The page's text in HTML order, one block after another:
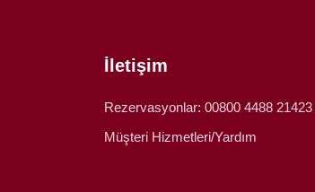
İletişim
Rezervasyonlar: 00800 4488 21423
Müşteri Hizmetleri/Yardım